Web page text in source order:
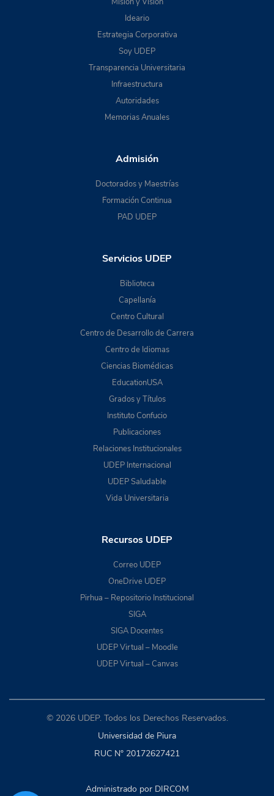
Ideario
Estrategia Corporativa
Soy UDEP
Transparencia Universitaria
Infraestructura
Autoridades
Memorias Anuales
Admisión
Doctorados y Maestrías
Formación Continua
PAD UDEP
Servicios UDEP
Biblioteca
Capellanía
Centro Cultural
Centro de Desarrollo de Carrera
Centro de Idiomas
Ciencias Biomédicas
EducationUSA
Grados y Títulos
Instituto Confucio
Publicaciones
Relaciones Institucionales
UDEP Internacional
UDEP Saludable
Vida Universitaria
Recursos UDEP
Correo UDEP
OneDrive UDEP
Pirhua – Repositorio Institucional
SIGA
SIGA Docentes
UDEP Virtual – Moodle
UDEP Virtual – Canvas
© 2026 UDEP. Todos los Derechos Reservados.
Universidad de Piura
RUC N° 20172627421
Administrado por DIRCOM